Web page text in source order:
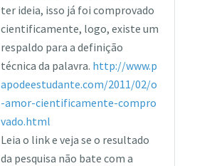
ter ideia, isso já foi comprovado
cientificamente, logo, existe um
respaldo para a definição
técnica da palavra. http://www.p
apodeestudante.com/2011/02/o
-amor-cientificamente-compro
vado.html
Leia o link e veja se o resultado
da pesquisa não bate com a